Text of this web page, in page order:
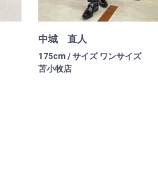
中城 直人
175cm / サイズ ワンサイズ
苫小牧店